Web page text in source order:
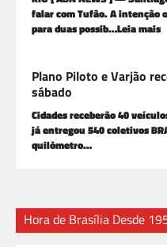
falar com Tufão. A intenção
para duas possib…Leia mais
Plano Piloto e Varjão
sábado
Cidades receberão 40
já entregou 540 coletivos
quilômetro…
Hora de Brasília Desde